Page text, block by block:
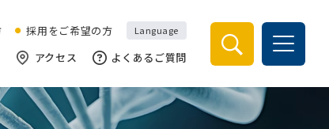
採用をご希望の方 Language
アクセス よくあるご質問